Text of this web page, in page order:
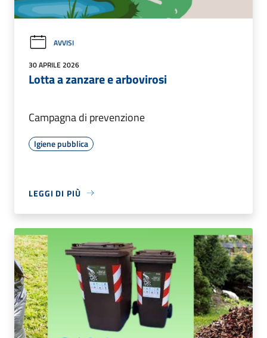
AVVISI
30 APRILE 2026
Lotta a zanzare e arbovirosi
Campagna di prevenzione
Igiene pubblica
LEGGI DI PIÙ